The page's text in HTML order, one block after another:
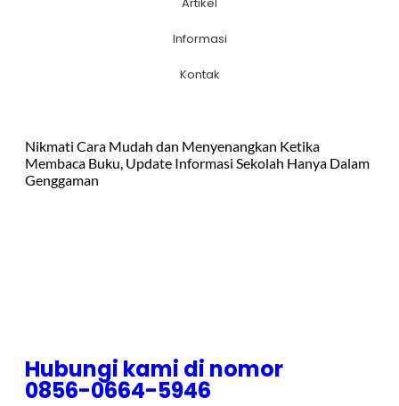
Informasi
Kontak
Nikmati Cara Mudah dan Menyenangkan Ketika
Membaca Buku, Update Informasi Sekolah Hanya Dalam
Genggaman
Hubungi kami di nomor
0856-0664-5946